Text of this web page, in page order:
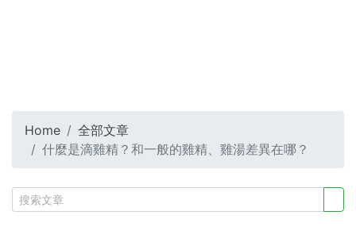
Home
全部文章
什麼是滴雞精？和一般的雞精、雞湯差異在哪？